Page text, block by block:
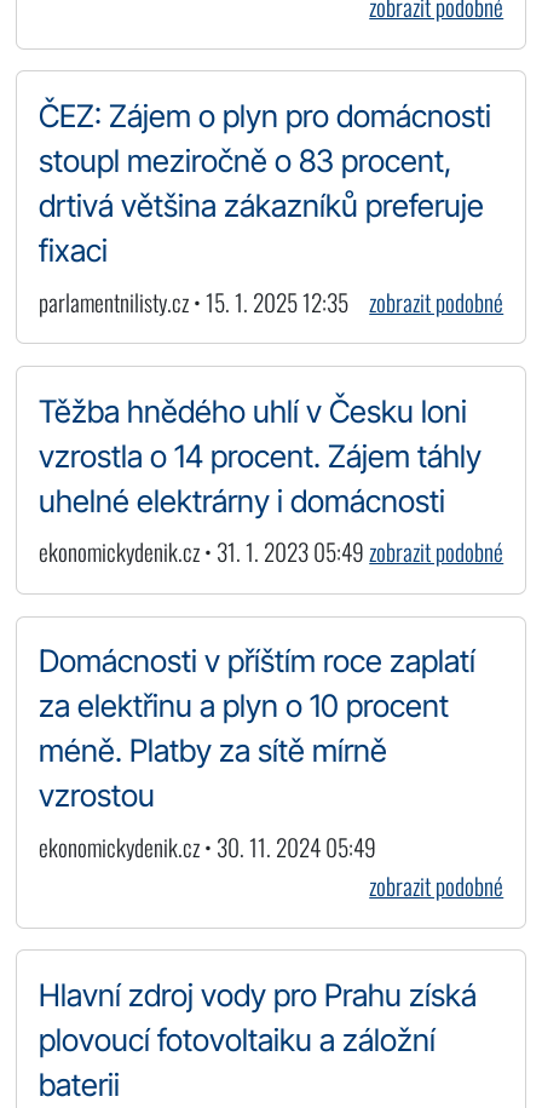
ČEZ: Zájem o plyn pro domácnosti
stoupl meziročně o 83 procent,
drtivá většina zákazníků preferuje
fixaci
parlamentnilisty.cz • 15. 1. 2025 12:35 zobrazit podobné
Těžba hnědého uhlí v Česku loni
vzrostla o 14 procent. Zájem táhly
uhelné elektrárny i domácnosti
ekonomickydenik.cz • 31. 1. 2023 05:49zobrazit podobné
Domácnosti v příštím roce zaplatí
za elektřinu a plyn o 10 procent
méně. Platby za sítě mírně
vzrostou
ekonomickydenik.cz • 30. 11. 2024 05:49
zobrazit podobné
Hlavní zdroj vody pro Prahu získá
plovoucí fotovoltaiku a záložní
baterii